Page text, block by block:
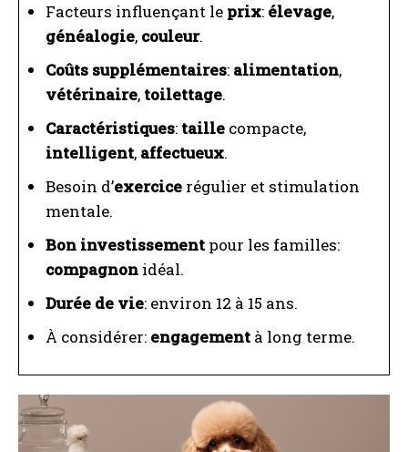
Facteurs influençant le prix: élevage,
généalogie, couleur.
Coûts supplémentaires: alimentation,
vétérinaire, toilettage.
Caractéristiques: taille compacte,
intelligent, affectueux.
Besoin d’exercice régulier et stimulation
mentale.
Bon investissement pour les familles:
compagnon idéal.
Durée de vie: environ 12 à 15 ans.
À considérer: engagement à long terme.